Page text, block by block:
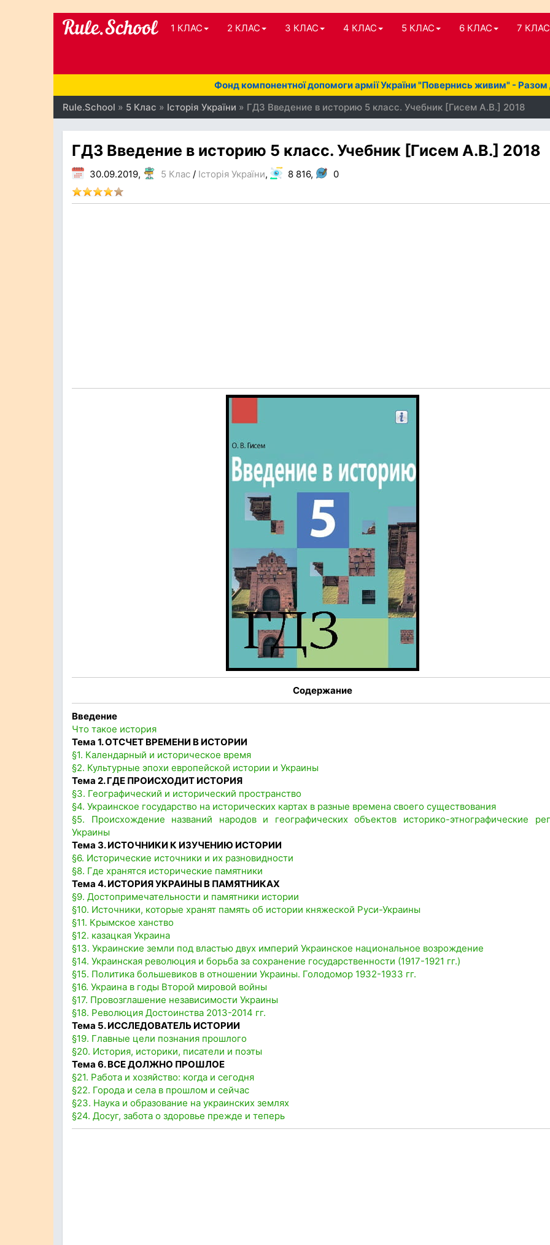
1 КЛАС 2 КЛАС 3 КЛАС 4 КЛАС 5 КЛАС 6 КЛАС 7 КЛАС
Фонд компонентної допомоги армії України "Повернись живим" -
Rule.School » 5 Клас » Історія України » ГДЗ Введение в историю 5 класс. Учебник [Гисем А.В.] 2018
ГДЗ Введение в историю 5 класс. Учебник [Гисем А.В.] 2018
30.09.2019, 5 Клас / Історія України, 8 816, 0
Содержание
Введение
Что такое история
Тема 1. ОТСЧЕТ ВРЕМЕНИ В ИСТОРИИ
§1. Календарный и историческое время
§2. Культурные эпохи европейской истории и Украины
Тема 2. ГДЕ ПРОИСХОДИТ ИСТОРИЯ
§3. Географический и исторический пространство
§4. Украинское государство на исторических картах в разные времена своего существования
§5. Происхождение названий народов и географических объектов историко-этнографические
Украины
Тема 3. ИСТОЧНИКИ К ИЗУЧЕНИЮ ИСТОРИИ
§6. Исторические источники и их разновидности
§8. Где хранятся исторические памятники
Тема 4. ИСТОРИЯ УКРАИНЫ В ПАМЯТНИКАХ
§9. Достопримечательности и памятники истории
§10. Источники, которые хранят память об истории княжеской Руси-Украины
§11. Крымское ханство
§12. казацкая Украина
§13. Украинские земли под властью двух империй Украинское национальное возрождение
§14. Украинская революция и борьба за сохранение государственности (1917-1921 гг.)
§15. Политика большевиков в отношении Украины. Голодомор 1932-1933 гг.
§16. Украина в годы Второй мировой войны
§17. Провозглашение независимости Украины
§18. Революция Достоинства 2013-2014 гг.
Тема 5. ИССЛЕДОВАТЕЛЬ ИСТОРИИ
§19. Главные цели познания прошлого
§20. История, историки, писатели и поэты
Тема 6. ВСЕ ДОЛЖНО ПРОШЛОЕ
§21. Работа и хозяйство: когда и сегодня
§22. Города и села в прошлом и сейчас
§23. Наука и образование на украинских землях
§24. Досуг, забота о здоровье прежде и теперь